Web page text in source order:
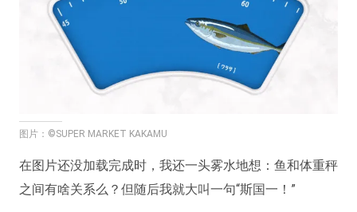
图片：©SUPER MARKET KAKAMU
在图片还没加载完成时，我还一头雾水地想：鱼和体重秤
之间有啥关系么？但随后我就大叫一句“斯国一！”